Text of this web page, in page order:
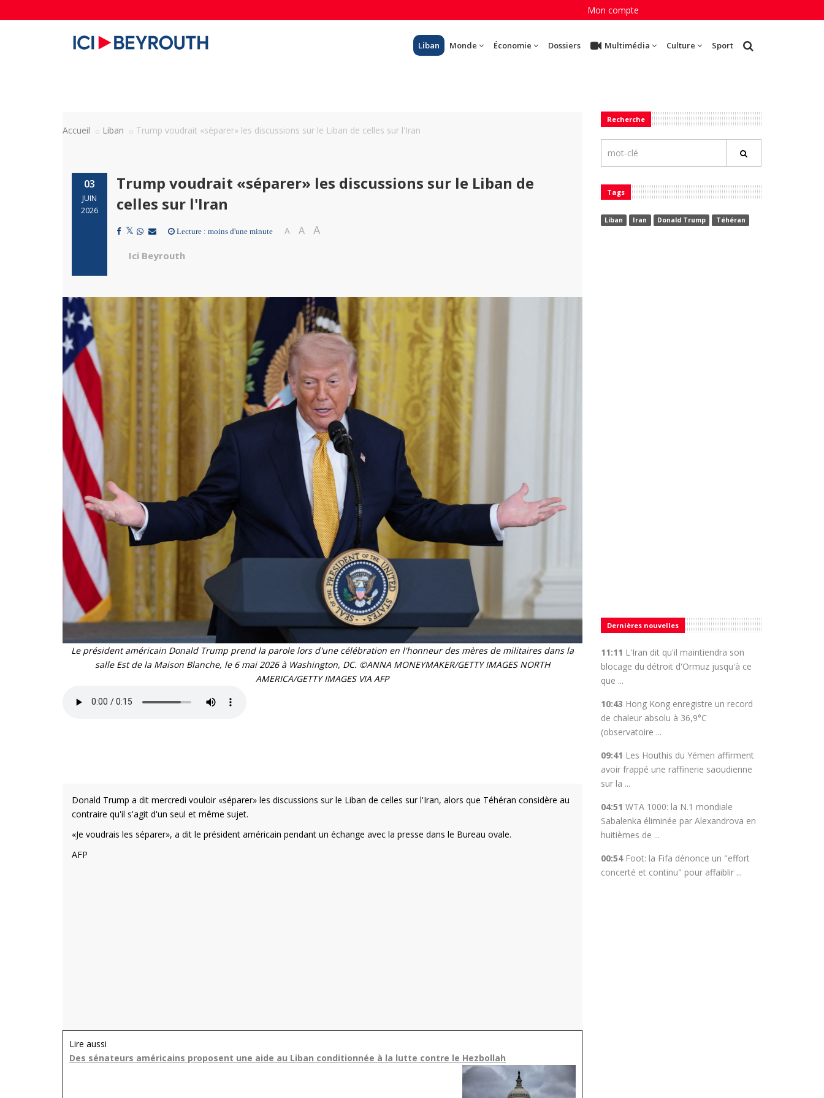
Mon compte
Liban Monde Économie Dossiers Multimédia Culture Sport
Accueil Liban Trump voudrait «séparer» les discussions sur le Liban de celles sur l'Iran
03
JUIN
2026
Trump voudrait «séparer» les discussions sur le Liban de
celles sur l'Iran
Lecture : moins d'une minute A A A
Ici Beyrouth
Le président américain Donald Trump prend la parole lors d'une célébration en l'honneur des mères de militaires dans la
salle Est de la Maison Blanche, le 6 mai 2026 à Washington, DC. ©ANNA MONEYMAKER/GETTY IMAGES NORTH
AMERICA/GETTY IMAGES VIA AFP
Donald Trump a dit mercredi vouloir «séparer» les discussions sur le Liban de celles sur l'Iran, alors que Téhéran considère au
contraire qu'il s'agit d'un seul et même sujet.
«Je voudrais les séparer», a dit le président américain pendant un échange avec la presse dans le Bureau ovale.
AFP
Lire aussi
Des sénateurs américains proposent une aide au Liban conditionnée à la lutte contre le Hezbollah
Recherche
Tags
Liban Iran Donald Trump Téhéran
Dernières nouvelles
11:11 L'Iran dit qu'il maintiendra son
blocage du détroit d'Ormuz jusqu'à ce
que ...
10:43 Hong Kong enregistre un record
de chaleur absolu à 36,9°C
(observatoire ...
09:41 Les Houthis du Yémen affirment
avoir frappé une raffinerie saoudienne
sur la ...
04:51 WTA 1000: la N.1 mondiale
Sabalenka éliminée par Alexandrova en
huitièmes de ...
00:54 Foot: la Fifa dénonce un "effort
concerté et continu" pour affaiblir ...